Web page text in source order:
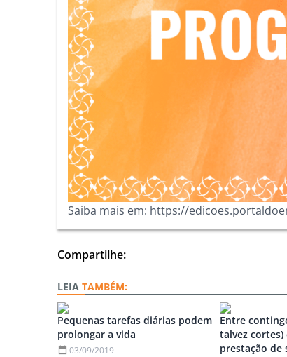
Saiba mais em: https://
Compartilhe:
TAMBÉM:
Pequenas tarefas diárias podem
prolongar a vida
03/09/2019
Entre
talvez cortes)
prestação de